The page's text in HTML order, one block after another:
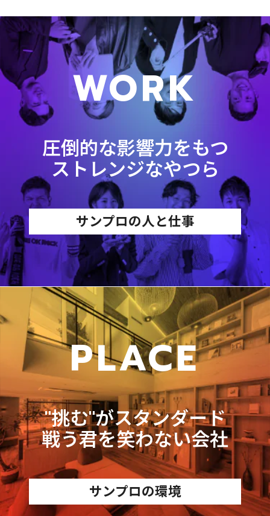
WORK
圧倒的な影響力をもつ
ストレンジなやつら
サンプロの人と仕事
PLACE
"挑む"がスタンダード
戦う君を笑わない会社
サンプロの環境